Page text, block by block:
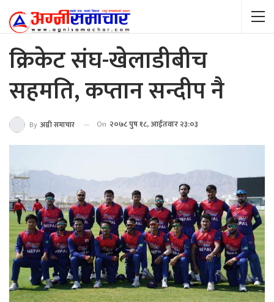
क्रिकेट संघ-खेलाडीबीच
सहमति, कप्तान सन्दीप नै
By अग्नी समाचार On २०७८ पुष १८, आईतवार २३:०३